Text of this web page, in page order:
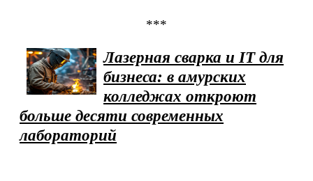
***
Лазерная сварка и IT для
бизнеса: в амурских
колледжах откроют
больше десяти современных
лабораторий